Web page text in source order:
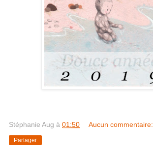
Stéphanie Aug à 01:50 Aucun commentaire:
Partager